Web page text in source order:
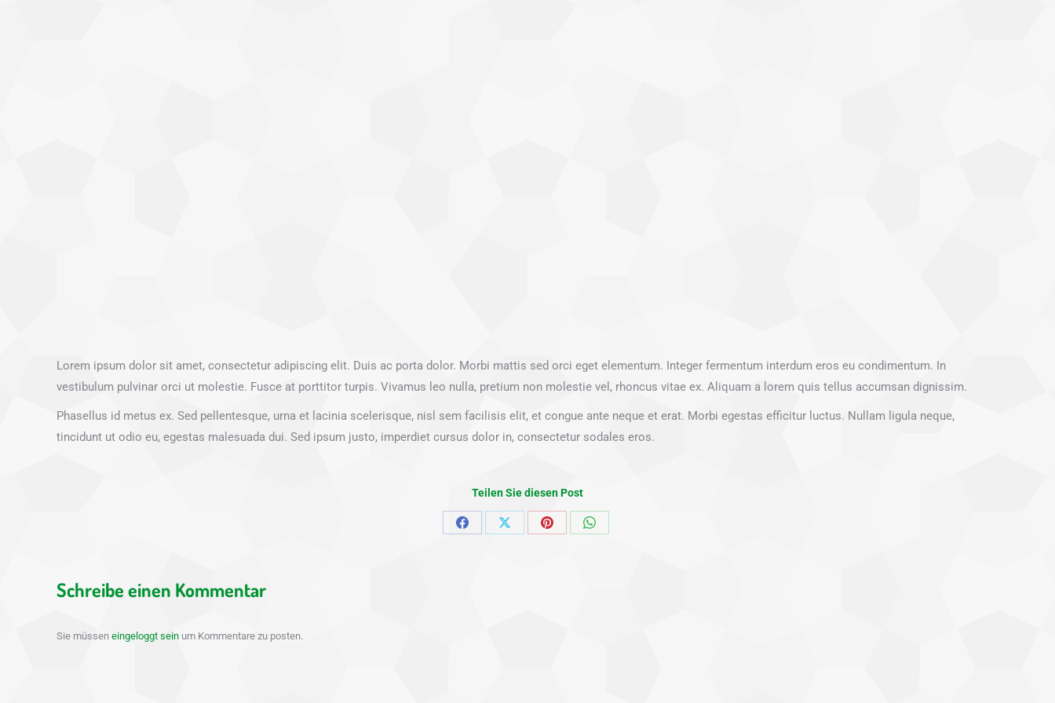
Lorem ipsum dolor sit amet, consectetur adipiscing elit. Duis ac porta dolor. Morbi mattis sed orci eget elementum. Integer fermentum interdum eros eu condimentum. In
vestibulum pulvinar orci ut molestie. Fusce at porttitor turpis. Vivamus leo nulla, pretium non molestie vel, rhoncus vitae ex. Aliquam a lorem quis tellus accumsan dignissim.
Phasellus id metus ex. Sed pellentesque, urna et lacinia scelerisque, nisl sem facilisis elit, et congue ante neque et erat. Morbi egestas efficitur luctus. Nullam ligula neque,
tincidunt ut odio eu, egestas malesuada dui. Sed ipsum justo, imperdiet cursus dolor in, consectetur sodales eros.
Teilen Sie diesen Post
Share
Share
Share
Share
Schreibe einen Kommentar
Sie müssen eingeloggt sein um Kommentare zu posten.